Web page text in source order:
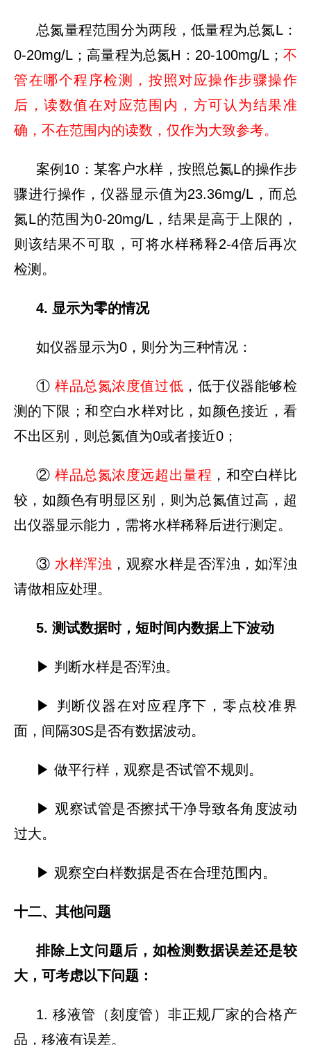
总氮量程范围分为两段，低量程为总氮L：
0-20mg/L；高量程为总氮H：20-100mg/L； 不
管在哪个程序检测，按照对应操作步骤操作
后，读数值在对应范围内，方可认为结果准
确，不在范围内的读数，仅作为大致参考。
案例10：某客户水样，按照总氮L的操作步
骤进行操作，仪器显示值为23.36mg/L，而总
氮L的范围为0-20mg/L，结果是高于上限的，
则该结果不可取，可将水样稀释2-4倍后再次
检测。
4. 显示为零的情况
如仪器显示为0，则分为三种情况：
①样品总氮浓度值过低 ，低于仪器能够检
测的下限；和空白水样对比，如颜色接近，看
不出区别，则总氮值为0或者接近0；
②样品总氮浓度远超出量程 ，和空白样比
较，如颜色有明显区别，则为总氮值过高，超
出仪器显示能力，需将水样稀释后进行测定。
③ 水样浑浊 ，观察水样是否浑浊，如浑浊
请做相应处理。
5. 测试数据时，短时间内数据上下波动
▶ 判断水样是否浑浊。
▶ 判断仪器在对应程序下，零点校准界
面，间隔30S是否有数据波动。
▶ 做平行样，观察是否试管不规则。
▶ 观察试管是否擦拭干净导致各角度波动
过大。
▶ 观察空白样数据是否在合理范围内。
十二、其他问题
排除上文问题后，如检测数据误差还是较
大，可考虑以下问题：
1. 移液管（刻度管）非正规厂家的合格产
品，移液有误差。